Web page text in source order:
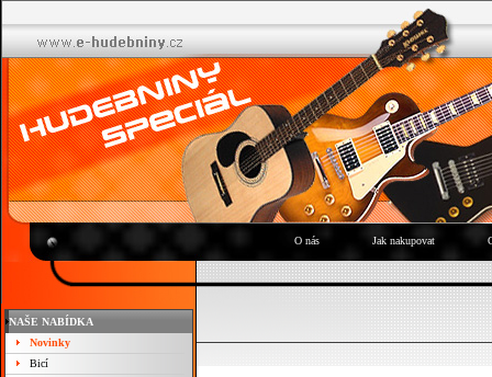
O nás Jak nakupovat
NAŠE NABÍDKA
Novinky
Bicí